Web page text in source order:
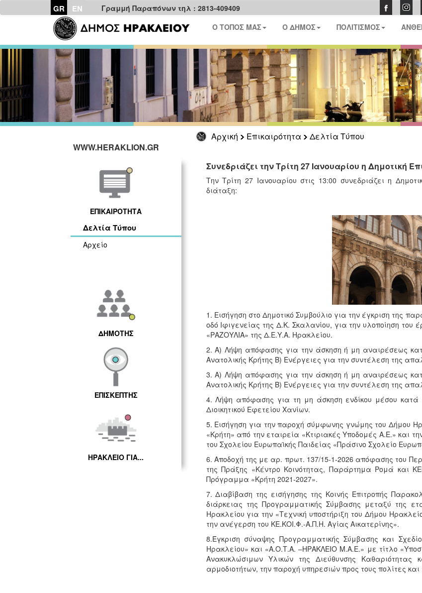
GR EN Γραμμή Παραπόνων τηλ : 2813-409409
Ο ΤΟΠΟΣ ΜΑΣ Ο ΔΗΜΟΣ ΠΟΛΙΤΙΣΜΟΣ
Αρχική Επικαιρότητα
Δελτία Τύπου
WWW.HERAKLION.GR
ΕΠΙΚΑΙΡΟΤΗΤΑ
Δελτία Τύπου
Αρχείο
ΔΗΜΟΤΗΣ
ΕΠΙΣΚΕΠΤΗΣ
ΗΡΑΚΛΕΙΟ ΓΙΑ...
Συνεδριάζει την Τρίτη 27 Ιανουαρίου η Δημοτική
Την Τρίτη 27 Ιανουαρίου στις 13:00 συνεδριάζει η
διάταξη:
1. Εισήγηση στο Δημοτικό Συμβούλιο για την έγκριση της
οδό Ιφιγενείας της Δ.Κ. Σκαλανίου, για την υλοποίηση
«ΡΑΖΟΥΛΙΑ» της Δ.Ε.Υ.Α. Ηρακλείου.
2. Α) Λήψη απόφασης για την άσκηση ή μη αναιρέσεως
Ανατολικής Κρήτης Β) Ενέργειες για την συντέλεση της
3. Α) Λήψη απόφασης για την άσκηση ή μη αναιρέσεως
Ανατολικής Κρήτης Β) Ενέργειες για την συντέλεση της
4. Λήψη απόφασης για τη μη άσκηση ενδίκου μέσου
Διοικητικού Εφετείου Χανίων.
5. Εισήγηση για την παροχή σύμφωνης γνώμης του Δήμου
«Κρήτη» από την εταιρεία «Κτιριακές Υποδομές Α.Ε.» και
του Σχολείου Ευρωπαϊκής Παιδείας «Πράσινο Σχολείο
6. Αποδοχή της με αρ. πρωτ. 137/15-1-2026 απόφασης του
της Πράξης «Κέντρο Κοινότητας, Παράρτημα Ρομά και
Πρόγραμμα «Κρήτη 2021-2027».
7. Διαβίβαση της εισήγησης της Κοινής Επιτροπής
διάρκειας της Προγραμματικής Σύμβασης μεταξύ της
Ηρακλείου για την «Τεχνική υποστήριξη του Δήμου
την ανέγερση του ΚΕ.ΚΟΙ.Φ.-Α.Π.Η. Αγίας Αικατερίνης».
8.Έγκριση σύναψης Προγραμματικής Σύμβασης και
Ηρακλείου» και «Α.Ο.Τ.Α. –ΗΡΑΚΛΕΙΟ Μ.Α.Ε.» με τίτλο
Ανακυκλώσιμων Υλικών της Διεύθυνσης Καθαριότητας
αρμοδιοτήτων, την παροχή υπηρεσιών προς τους πολίτες